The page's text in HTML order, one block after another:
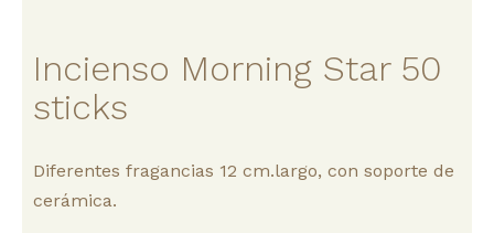
Incienso Morning Star 50
sticks
Diferentes fragancias 12 cm.largo, con soporte de
cerámica.